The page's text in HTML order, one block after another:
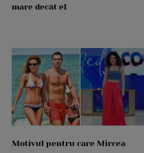
mare decât el
Motivul pentru care Mircea